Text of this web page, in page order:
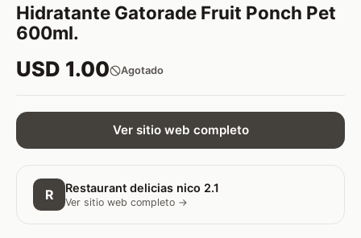
Hidratante Gatorade Fruit Ponch Pet
600ml.
USD 1.00 Agotado
Ver sitio web completo
R Restaurant delicias nico 2.1
Ver sitio web completo →